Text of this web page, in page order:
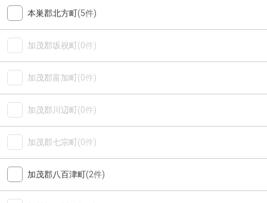
本巣郡北方町(5件)
加茂郡坂祝町(0件)
加茂郡富加町(0件)
加茂郡川辺町(0件)
加茂郡七宗町(0件)
加茂郡八百津町(2件)